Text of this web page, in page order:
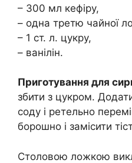
– 300 мл кефіру,
– одна третю чайної
– 1 ст. л. цукру,
– ванілін.
Приготування для
збити з цукром.
соду і ретельно
борошно і замісити
Столовою ложкою